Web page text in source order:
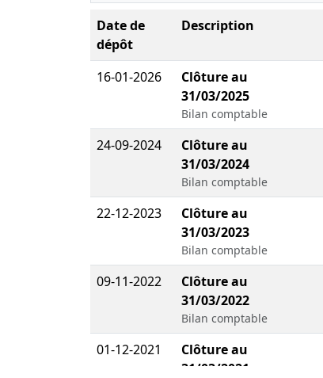
Date de
dépôt
Description
16-01-2026
Clôture au
31/03/2025
Bilan comptable
24-09-2024
Clôture au
31/03/2024
Bilan comptable
22-12-2023
Clôture au
31/03/2023
Bilan comptable
09-11-2022
Clôture au
31/03/2022
Bilan comptable
01-12-2021
Clôture au
31/03/2021